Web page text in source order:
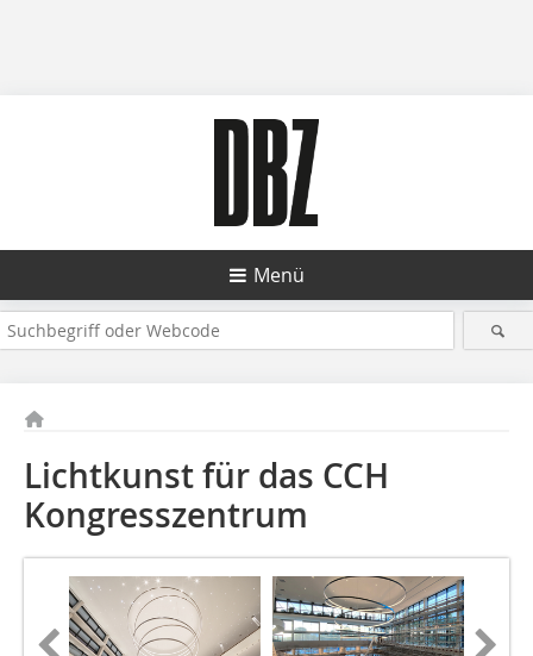
Menü
Lichtkunst für das CCH
Kongresszentrum